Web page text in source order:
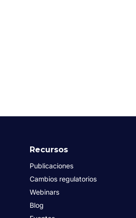
Recursos
Publicaciones
Cambios regulatorios
Webinars
Blog